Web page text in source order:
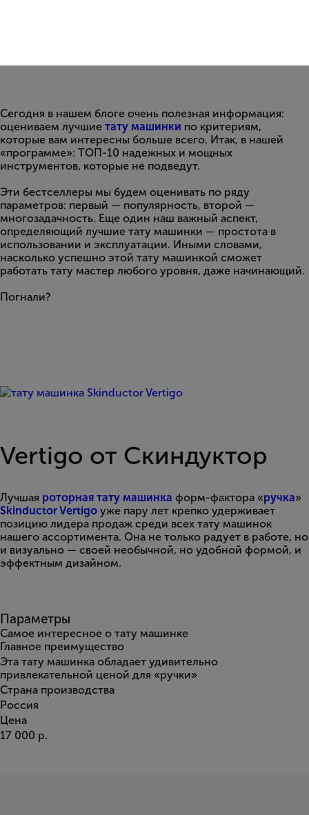
Сегодня в нашем блоге очень полезная информация:
оцениваем лучшие тату машинки по критериям,
которые вам интересны больше всего. Итак, в нашей
«программе»: ТОП-10 надежных и мощных
инструментов, которые не подведут.
Эти бестселлеры мы будем оценивать по ряду
параметров: первый — популярность, второй —
многозадачность. Еще один наш важный аспект,
определяющий лучшие тату машинки — простота в
использовании и эксплуатации. Иными словами,
насколько успешно этой тату машинкой сможет
работать тату мастер любого уровня, даже начинающий.
Погнали?
Vertigo от Скиндуктор
Лучшая роторная тату машинка форм-фактора «ручка»
Skinductor Vertigo уже пару лет крепко удерживает
позицию лидера продаж среди всех тату машинок
нашего ассортимента. Она не только радует в работе, но
и визуально — своей необычной, но удобной формой, и
эффектным дизайном.
Параметры
Самое интересное о тату машинке
Главное преимущество
Эта тату машинка обладает удивительно
привлекательной ценой для «ручки»
Страна производства
Россия
Цена
17 000 р.